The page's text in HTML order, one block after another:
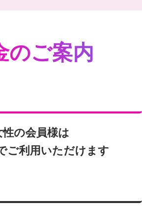
のご案内
性の会員様は
ご利用いただけます